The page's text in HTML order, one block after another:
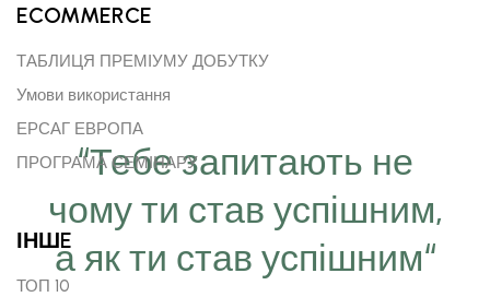
“Тебе запитають не
чому ти став успішним,
а як ти став успішним“
ECOMMERCE
ТАБЛИЦЯ ПРЕМІУМУ ДОБУТКУ
Умови використання
ЕРСАГ ЕВРОПА
ПРОГРАМА СЕМІНАРУ
ІНШE
ТОП 10